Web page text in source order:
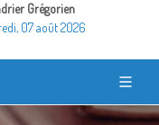
Grégorien
07 août 2026